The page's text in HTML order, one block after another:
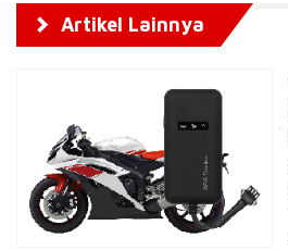
Artikel Lainnya